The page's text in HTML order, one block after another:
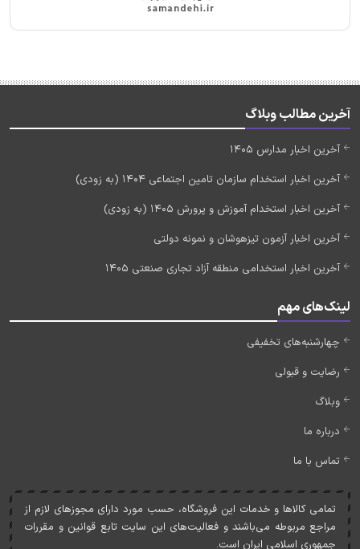
آخرین مطالب وبلاگ
آخرین اخبار مدارس 1405
آخرین اخبار استخدام سازمان تامین اجتماعی 1404 (به زودی)
آخرین اخبار استخدام آموزش و پرورش 1405 (به زودی)
آخرین اخبار آزمون تیزهوشان و نمونه دولتی
آخرین اخبار استخدامی منطقه آزاد تجاری صنعتی 1405
لینک‌های مهم
چهارشنبه‌های تخفیفی
رضایت و قبولی
وبلاگ
درباره ما
تماس با ما
تمامی کالاها و خدمات اين فروشگاه، حسب مورد دارای مجوزهای لازم از
مراجع مربوطه می‌باشند و فعاليت‌های اين سايت تابع قوانين و مقررات
جمهوری اسلامی ايران است.